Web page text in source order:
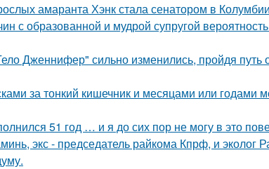
амаранта Хэнк стала сенатором в
с образованной и мудрой супругой
Дженнифер" сильно изменились, пройдя путь
за тонкий кишечник и месяцами или годами
51 год … и я до сих пор не могу в это
экс - председатель райкома Кпрф, и эколог